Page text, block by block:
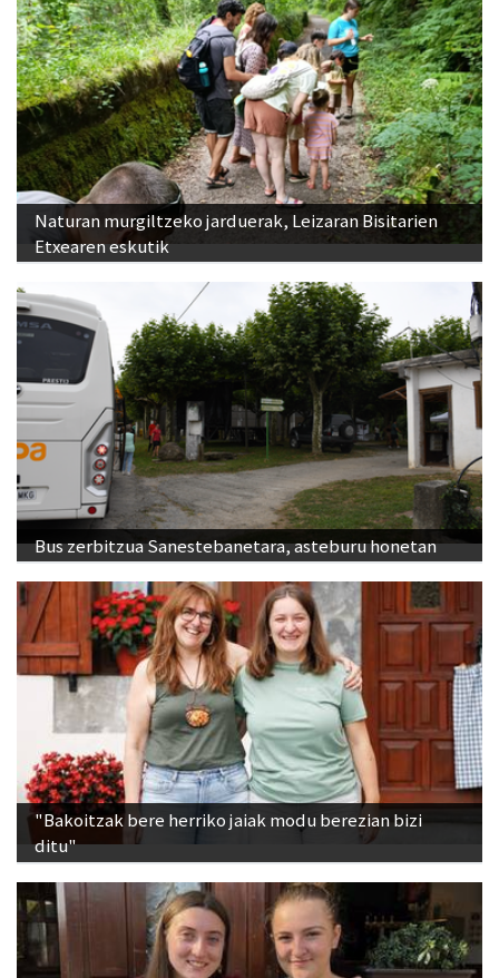
Naturan murgiltzeko jarduerak, Leizaran Bisitarien
Etxearen eskutik
Bus zerbitzua Sanestebanetara, asteburu honetan
"Bakoitzak bere herriko jaiak modu berezian bizi
ditu"